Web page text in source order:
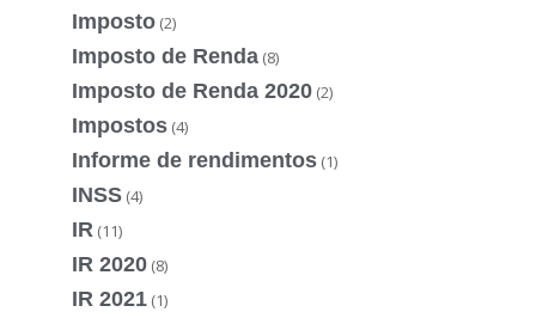
Imposto (2)
Imposto de Renda (8)
Imposto de Renda 2020 (2)
Impostos (4)
Informe de rendimentos (1)
INSS (4)
IR (11)
IR 2020 (8)
IR 2021 (1)